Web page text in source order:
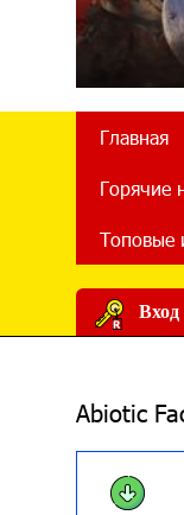
Главная
Горячие
Топовые
Вход
Abiotic